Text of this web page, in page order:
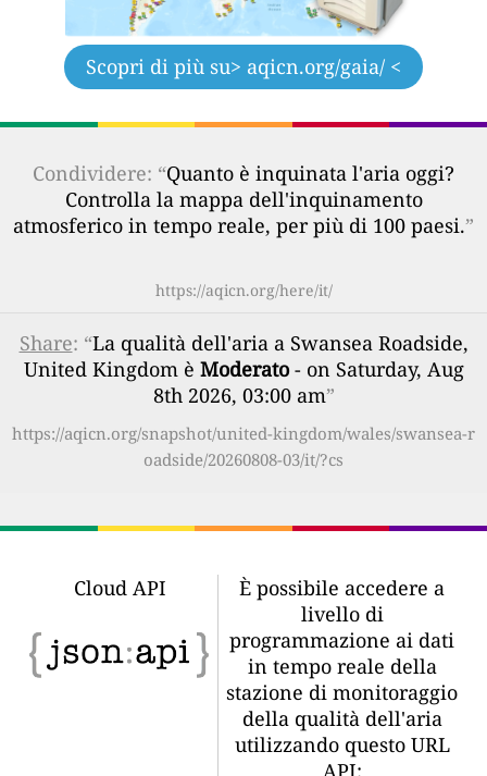
Scopri di più su> aqicn.org/gaia/ <
Condividere: “Quanto è inquinata l'aria oggi?
Controlla la mappa dell'inquinamento
atmosferico in tempo reale, per più di 100 paesi.”
https://aqicn.org/here/it/
Share: “La qualità dell'aria a Swansea Roadside,
United Kingdom è Moderato- on Saturday, Aug
8th 2026, 03:00 am”
https://aqicn.org/snapshot/united-kingdom/wales/swansea-r
oadside/20260808-03/it/?cs
Cloud API
È possibile accedere a
livello di
programmazione ai dati
in tempo reale della
stazione di monitoraggio
della qualità dell'aria
utilizzando questo URL